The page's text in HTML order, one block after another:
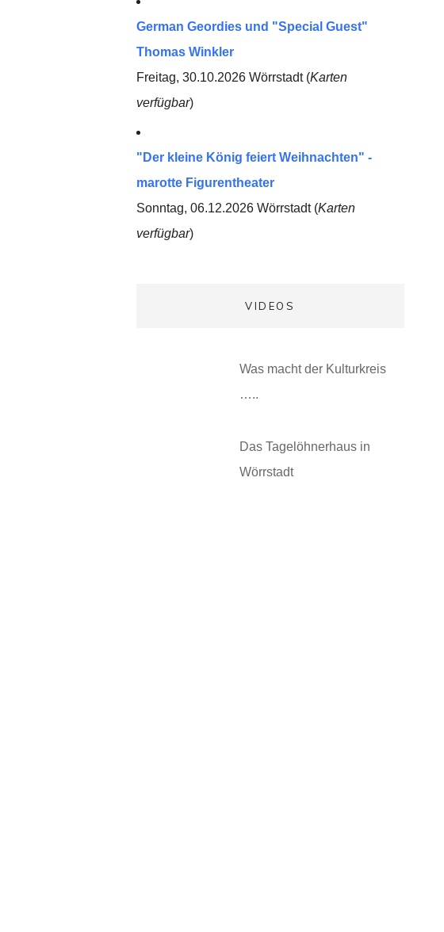
German Geordies und "Special Guest"
Thomas Winkler
Freitag, 30.10.2026 Wörrstadt (Karten
verfügbar)
"Der kleine König feiert Weihnachten" -
marotte Figurentheater
Sonntag, 06.12.2026 Wörrstadt (Karten
verfügbar)
VIDEOS
Was macht der Kulturkreis
…..
Das Tagelöhnerhaus in
Wörrstadt